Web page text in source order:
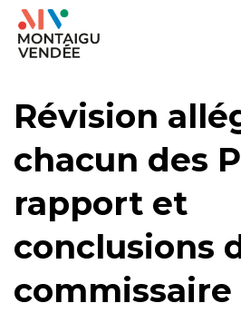
Gestion des traceurs
Aller
Aller
contenu
Aller
pied
Révision
chacun des
rapport et
conclusions
commissaire